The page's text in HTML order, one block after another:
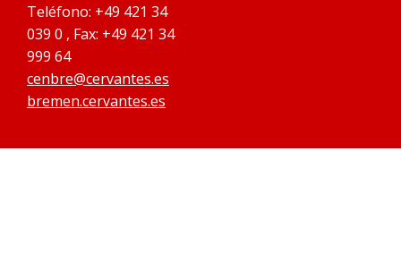
Teléfono: +49 421 34
039 0 , Fax: +49 421 34
999 64
cenbre@cervantes.es
bremen.cervantes.es